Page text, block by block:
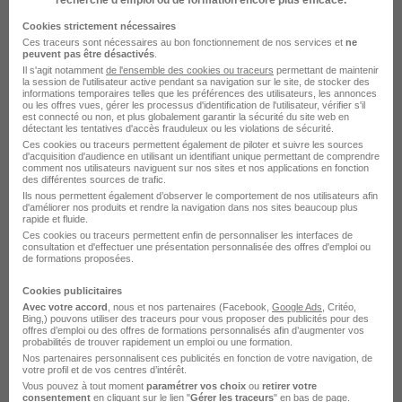
grimpeur
Alternance par métiers similaires
Alternance Bucheron
Alternance Technicien forestier
Alternance Ouvrier forestier
Alternance Jardinier
Alternance Ouvrier paysagiste
Alternance Aide jardinier
Cookies strictement nécessaires
Ces traceurs sont nécessaires au bon fonctionnement de nos services et ne
peuvent pas être désactivés
Il s'agit notamment de l'ensemble des cookies ou traceurs permettant de maintenir
la session de l'utilisateur active pendant sa navigation sur le site, de stocker des
informations temporaires telles que les préférences des utilisateurs, les annonces
ou les offres vues, gérer les processus d'identification de l'utilisateur, vérifier s'il
est connecté ou non, et plus globalement garantir la sécurité du site web en
détectant les tentatives d'accès frauduleux ou les violations de sécurité.
Ces cookies ou traceurs permettent également de piloter et suivre les sources
d'acquisition d'audience en utilisant un identifiant unique permettant de comprendre
comment nos utilisateurs naviguent sur nos sites et nos applications en fonction
des différentes sources de trafic.
Ils nous permettent également d’observer le comportement de nos utilisateurs afin
d'améliorer nos produits et rendre la navigation dans nos sites beaucoup plus
rapide et fluide.
Ces cookies ou traceurs permettent enfin de personnaliser les interfaces de
consultation et d'effectuer une présentation personnalisée des offres d'emploi ou
de formations proposées.
Cookies publicitaires
Avec votre accord , nous et nos partenaires (Facebook, Google Ads , Critéo,
Bing,) pouvons utiliser des traceurs pour vous proposer des publicités pour des
offres d’emploi ou des offres de formations personnalisés afin d’augmenter vos
probabilités de trouver rapidement un emploi ou une formation.
Nos partenaires personnalisent ces publicités en fonction de votre navigation, de
votre profil et de vos centres d’intérêt.
Vous pouvez à tout moment paramétrer vos choix ou retirer votre
consentement en cliquant sur le lien "Gérer les traceurs" en bas de page.